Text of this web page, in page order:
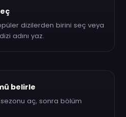
dizilerden birini seç veya
adını yaz.
belirle
aç, sonra bölüm